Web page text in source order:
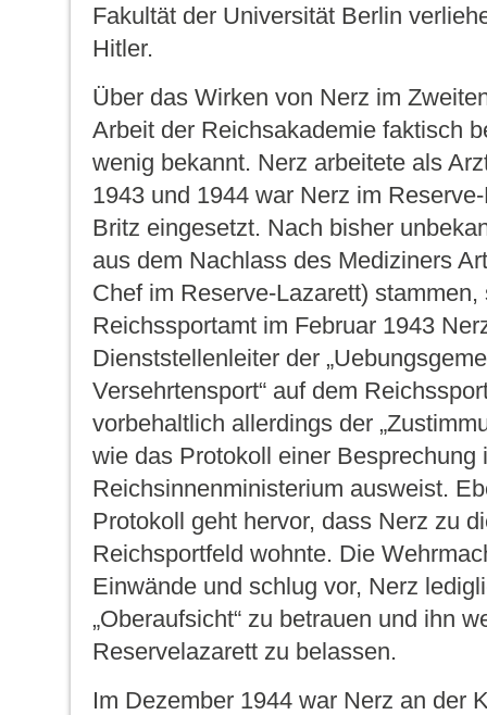
Fakultät der Universität Berlin
Hitler.
Über das Wirken von Nerz im
Arbeit der Reichsakademie faktisch
wenig bekannt. Nerz arbeitete als
1943 und 1944 war Nerz im
Britz eingesetzt. Nach bisher
aus dem Nachlass des Mediziners
Chef im Reserve-Lazarett) stammen,
Reichssportamt im Februar 1943
Dienststellenleiter der
Versehrtensport“ auf dem
vorbehaltlich allerdings der
wie das Protokoll einer Besprechung
Reichsinnenministerium ausweist.
Protokoll geht hervor, dass Nerz zu
Reichsportfeld wohnte. Die
Einwände und schlug vor, Nerz
„Oberaufsicht“ zu betrauen und ihn
Reservelazarett zu belassen.
Im Dezember 1944 war Nerz an der